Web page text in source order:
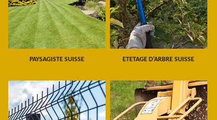
PAYSAGISTE SUISSE ETETAGE D'ARBRE SUISSE